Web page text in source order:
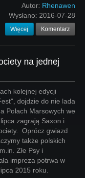
Autor: Rhenawen
Wysłano: 2016-07-28
Więcej Komentarz
na jednej
kolejnej edycji
dojdzie do nie lada
Polach Marsowych we
zagrają Saxon i
Oprócz gwiazd
także polskich
Złe Psy i
impreza potrwa w
2015 roku.